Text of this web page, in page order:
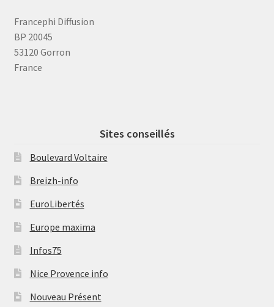
Francephi Diffusion
BP 20045
53120 Gorron
France
Sites conseillés
Boulevard Voltaire
Breizh-info
EuroLibertés
Europe maxima
Infos75
Nice Provence info
Nouveau Présent